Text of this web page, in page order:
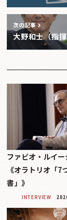
次の記事
大野和士（指
ファビオ・ルイー
《オラトリオ「7
書」》
INTERVIEW